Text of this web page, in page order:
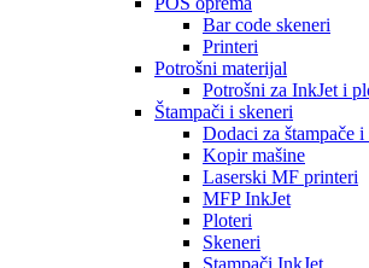
Bar code skeneri
Printeri
Potrošni materijal
Potrošni za InkJet i
Štampači i skeneri
Dodaci za štampače i
Kopir mašine
Laserski MF printeri
MFP InkJet
Ploteri
Skeneri
Stampači InkJet